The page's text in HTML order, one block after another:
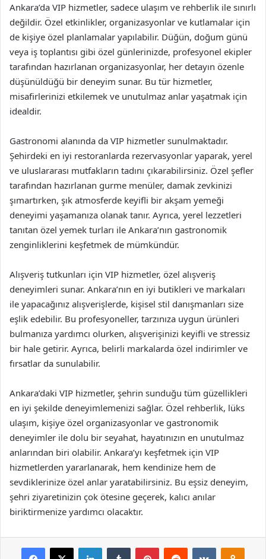
Ankara’da VIP hizmetler, sadece ulaşım ve rehberlik ile sınırlı
değildir. Özel etkinlikler, organizasyonlar ve kutlamalar için
de kişiye özel planlamalar yapılabilir. Düğün, doğum günü
veya iş toplantısı gibi özel günlerinizde, profesyonel ekipler
tarafından hazırlanan organizasyonlar, her detayın özenle
düşünüldüğü bir deneyim sunar. Bu tür hizmetler,
misafirlerinizi etkilemek ve unutulmaz anlar yaşatmak için
idealdir.
Gastronomi alanında da VIP hizmetler sunulmaktadır.
Şehirdeki en iyi restoranlarda rezervasyonlar yaparak, yerel
ve uluslararası mutfakların tadını çıkarabilirsiniz. Özel şefler
tarafından hazırlanan gurme menüler, damak zevkinizi
şımartırken, şık atmosferde keyifli bir akşam yemeği
deneyimi yaşamanıza olanak tanır. Ayrıca, yerel lezzetleri
tanıtan özel yemek turları ile Ankara’nın gastronomik
zenginliklerini keşfetmek de mümkündür.
Alışveriş tutkunları için VIP hizmetler, özel alışveriş
deneyimleri sunar. Ankara’nın en iyi butikleri ve markaları
ile yapacağınız alışverişlerde, kişisel stil danışmanları size
eşlik edebilir. Bu profesyoneller, tarzınıza uygun ürünleri
bulmanıza yardımcı olurken, alışverişinizi keyifli ve stressiz
bir hale getirir. Ayrıca, belirli markalarda özel indirimler ve
fırsatlar da sunulabilir.
Ankara’daki VIP hizmetler, şehrin sunduğu tüm güzellikleri
en iyi şekilde deneyimlemenizi sağlar. Özel rehberlik, lüks
ulaşım, kişiye özel organizasyonlar ve gastronomik
deneyimler ile dolu bir seyahat, hayatınızın en unutulmaz
anlarından biri olabilir. Ankara’yı keşfetmek için VIP
hizmetlerden yararlanarak, hem kendinize hem de
sevdiklerinize özel anlar yaratabilirsiniz. Bu eşsiz deneyim,
şehri ziyaretinizin çok ötesine geçerek, kalıcı anılar
biriktirmenize yardımcı olacaktır.
Facebook
X LinkedInTumblr PinterestReddit VKontakte